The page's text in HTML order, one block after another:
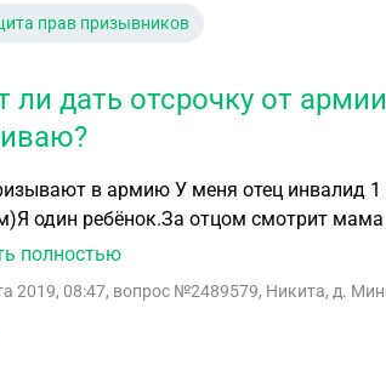
прав призывников
ли дать отсрочку от
инвалид 1 группы,но я с ним не живу,я живу с мамой.(Мама в браке с
один ребёнок.За отцом смотрит мама
полностью
2019, 08:47, вопрос №2489579, Никита, д.